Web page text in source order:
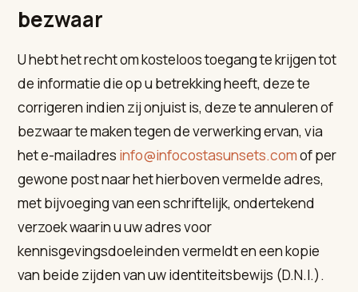
bezwaar
U hebt het recht om kosteloos toegang te krijgen tot
de informatie die op u betrekking heeft, deze te
corrigeren indien zij onjuist is, deze te annuleren of
bezwaar te maken tegen de verwerking ervan, via
het e-mailadres info@infocostasunsets.comof per
gewone post naar het hierboven vermelde adres,
met bijvoeging van een schriftelijk, ondertekend
verzoek waarin u uw adres voor
kennisgevingsdoeleinden vermeldt en een kopie
van beide zijden van uw identiteitsbewijs (D.N.I.).